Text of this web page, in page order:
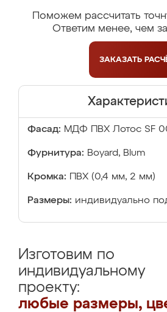
Поможем рассчитать
Ответим менее, чем
ЗАКАЗАТЬ
Фасад: МДФ ПВХ Лотос SF
Фурнитура: Boyard, Blum
Кромка: ПВХ (0,4 мм, 2 мм)
Размеры: индивидуально
Изготовим по
индивидуальному
проекту:
любые размеры,